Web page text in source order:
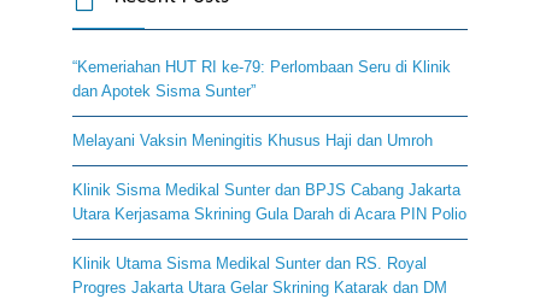
“Kemeriahan HUT RI ke-79: Perlombaan Seru di Klinik
dan Apotek Sisma Sunter”
Melayani Vaksin Meningitis Khusus Haji dan Umroh
Klinik Sisma Medikal Sunter dan BPJS Cabang Jakarta
Utara Kerjasama Skrining Gula Darah di Acara PIN Polio
Klinik Utama Sisma Medikal Sunter dan RS. Royal
Progres Jakarta Utara Gelar Skrining Katarak dan DM